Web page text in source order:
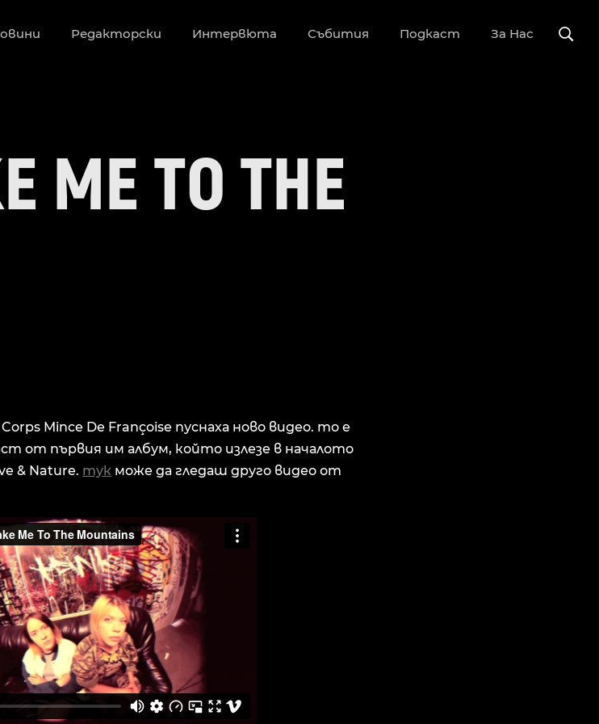
Редакторски Интервюта Събития Подкаст За Нас
ME TO THE
Mince De Françoise пуснаха ново видео. то е
от първия им албум, който излезе в началото
& Nature. тук може да гледаш друго видео от